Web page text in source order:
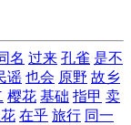
名 过来 孔雀 是不
谣 也会 原野 故乡
樱花 基础 指甲 卖
在乎 旅行 同一